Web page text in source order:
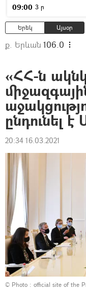
09:00 3 ր
Երեկ Այսօր
ք. Երևան 106.0
«ՀՀ-ն
ընդունել
20:34 16.03.2021
© Photo : official site of the